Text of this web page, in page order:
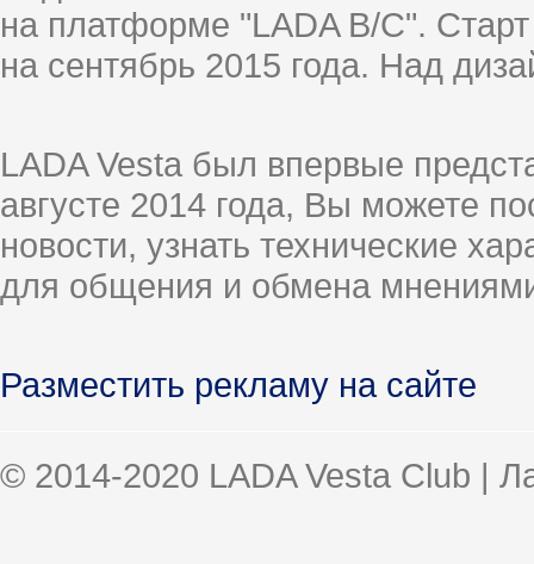
на платформе "LADA B/C".
на сентябрь 2015 года. Над
LADA Vesta был впервые
августе 2014 года, Вы можете
новости, узнать технические
для общения и обмена
Разместить рекламу на сайте
© 2014-2020 LADA Vesta Club |